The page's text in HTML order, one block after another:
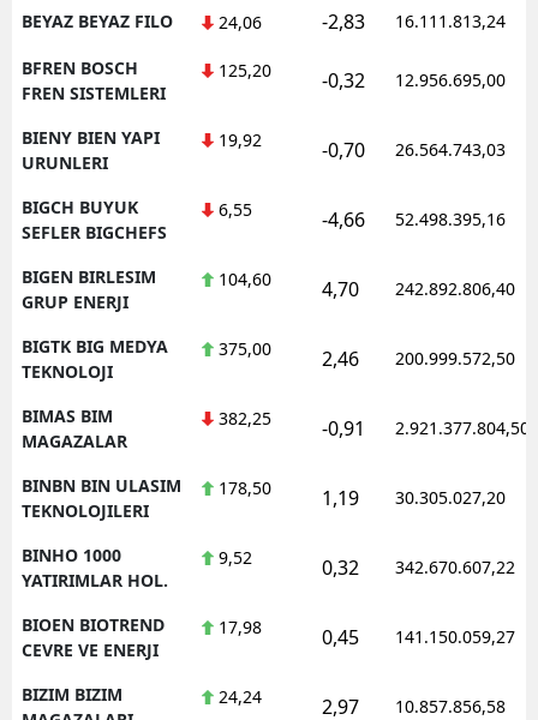
BEYAZ BEYAZ FILO 24,06 -2,83 16.111.813,24
BFREN BOSCH
FREN SISTEMLERI
125,20 -0,32 12.956.695,00
BIENY BIEN YAPI
URUNLERI
19,92 -0,70 26.564.743,03
BIGCH BUYUK
SEFLER BIGCHEFS
6,55 -4,66 52.498.395,16
BIGEN BIRLESIM
GRUP ENERJI
104,60 4,70 242.892.806,40
BIGTK BIG MEDYA
TEKNOLOJI
375,00 2,46 200.999.572,50
BIMAS BIM
MAGAZALAR
382,25 -0,91 2.921.377.804,50
BINBN BIN ULASIM
TEKNOLOJILERI
178,50 1,19 30.305.027,20
BINHO 1000
YATIRIMLAR HOL.
9,52 0,32 342.670.607,22
BIOEN BIOTREND
CEVRE VE ENERJI
17,98 0,45 141.150.059,27
BIZIM BIZIM
24,24 2,97 10.857.856,58